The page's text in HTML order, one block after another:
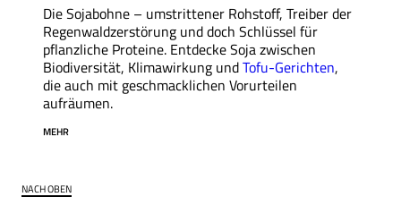
Die Sojabohne – umstrittener Rohstoff, Treiber der
Regenwaldzerstörung und doch Schlüssel für
pflanzliche Proteine. Entdecke Soja zwischen
Biodiversität, Klimawirkung undTofu-Gerichten,
die auch mit geschmacklichen Vorurteilen
aufräumen.
MEHR
NACH OBEN